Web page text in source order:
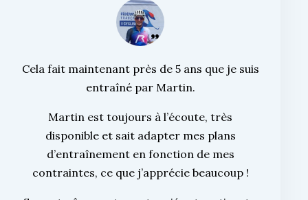
Cela fait maintenant près de 5 ans que je suis
entraîné par Martin.
Martin est toujours à l’écoute, très
disponible et sait adapter mes plans
d’entraînement en fonction de mes
contraintes, ce que j’apprécie beaucoup !